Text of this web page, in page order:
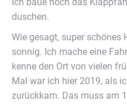
duschen.
Wie gesagt, super schönes
sonnig. Ich mache eine
kenne den Ort von vielen
Mal war ich hier 2019, als
zurückkam. Das muss am